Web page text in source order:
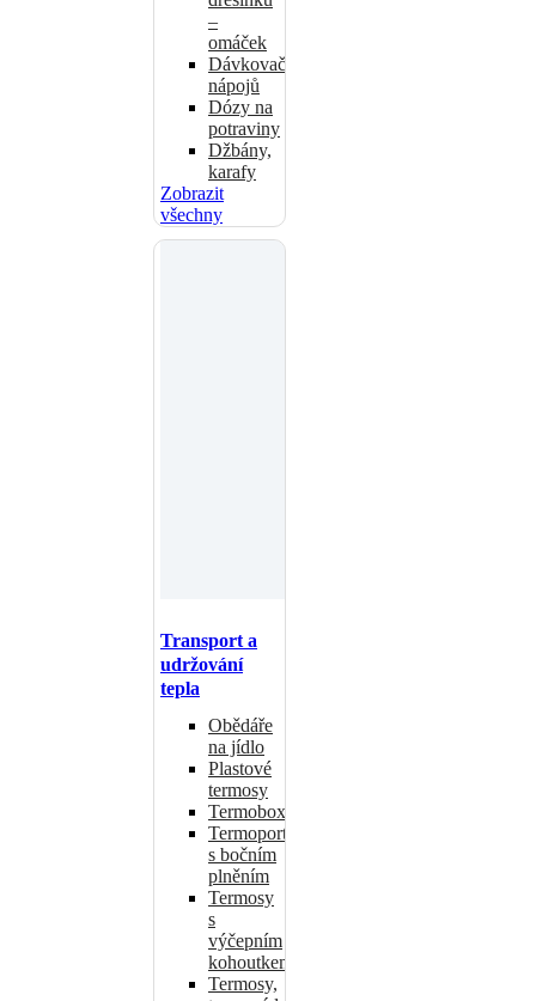
–
omáček
Dávkovače
nápojů
Dózy na
potraviny
Džbány,
karafy
Zobrazit
všechny
Transport a
udržování
tepla
Obědáře
na jídlo
Plastové
termosy
Termoboxy
Termoporty
s bočním
plněním
Termosy
s
výčepním
kohoutkem
Termosy,